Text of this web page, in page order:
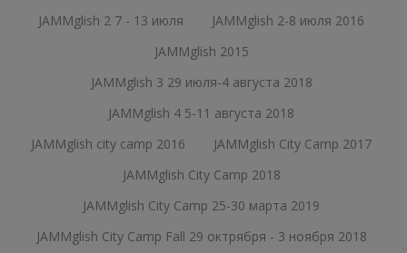
JAMMglish 2 7 - 13 июля
JAMMglish 2-8 июля 2016
JAMMglish 2015
JAMMglish 3 29 июля-4 августа 2018
JAMMglish 4 5-11 августа 2018
JAMMglish city camp 2016
JAMMglish City Camp 2017
JAMMglish City Camp 2018
JAMMglish City Camp 25-30 марта 2019
JAMMglish City Camp Fall 29 октрября - 3 ноября 2018